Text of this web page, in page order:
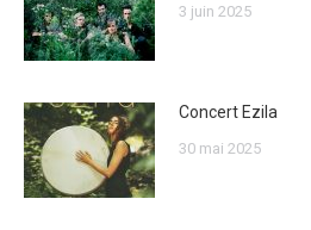
3 juin 2025
Concert Ezila
30 mai 2025